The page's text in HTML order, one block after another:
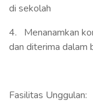
di sekolah
4. Menanamkan
dan diterima dalam
Fasilitas Unggulan: